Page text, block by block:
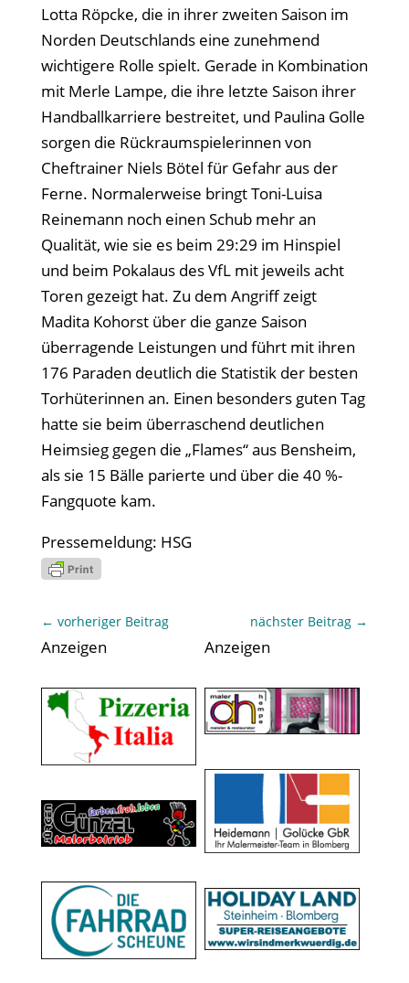
Lotta Röpcke, die in ihrer zweiten Saison im
Norden Deutschlands eine zunehmend
wichtigere Rolle spielt. Gerade in Kombination
mit Merle Lampe, die ihre letzte Saison ihrer
Handballkarriere bestreitet, und Paulina Golle
sorgen die Rückraumspielerinnen von
Cheftrainer Niels Bötel für Gefahr aus der
Ferne. Normalerweise bringt Toni-Luisa
Reinemann noch einen Schub mehr an
Qualität, wie sie es beim 29:29 im Hinspiel
und beim Pokalaus des VfL mit jeweils acht
Toren gezeigt hat. Zu dem Angriff zeigt
Madita Kohorst über die ganze Saison
überragende Leistungen und führt mit ihren
176 Paraden deutlich die Statistik der besten
Torhüterinnen an. Einen besonders guten Tag
hatte sie beim überraschend deutlichen
Heimsieg gegen die „Flames“ aus Bensheim,
als sie 15 Bälle parierte und über die 40 %-
Fangquote kam.
Pressemeldung: HSG
← vorheriger Beitrag nächster Beitrag →
Anzeigen Anzeigen